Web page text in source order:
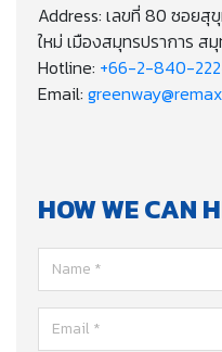
Address: เลขที่ 80 ซอยสุ
ใหม่ เมืองสมุทรปราการ ส
Hotline: +66-2-840-
Email:
HOW WE CAN